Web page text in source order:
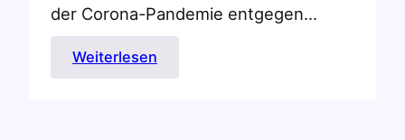
der Corona-Pandemie entgegen…
Weiterlesen
Finanzielle